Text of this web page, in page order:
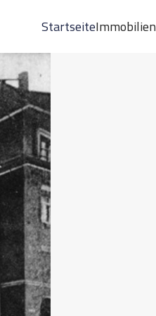
StartseiteImmobilien